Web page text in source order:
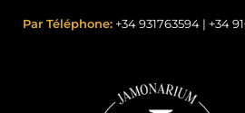
Par Téléphone: +34 931763594 | +34